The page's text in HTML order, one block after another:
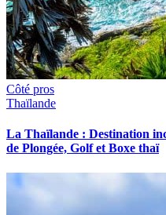
Côté pros
Thaïlande
La Thaïlande : Destination
de Plongée, Golf et Boxe thaï